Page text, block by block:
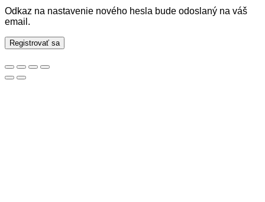
Odkaz na nastavenie nového hesla bude odoslaný na váš
email.
Registrovať sa